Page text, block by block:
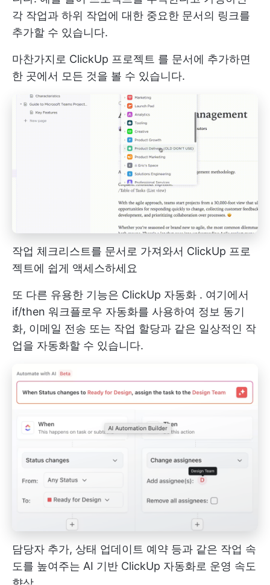
각 작업과 하위 작업에 대한 중요한 문서의 링크를
추가할 수 있습니다.
마찬가지로 ClickUp 프로젝트 를 문서에 추가하면
한 곳에서 모든 것을 볼 수 있습니다.
작업 체크리스트를 문서로 가져와서 ClickUp 프로
젝트에 쉽게 액세스하세요
또 다른 유용한 기능은 ClickUp 자동화 . 여기에서
if/then 워크플로우 자동화를 사용하여 정보 동기
화, 이메일 전송 또는 작업 할당과 같은 일상적인 작
업을 자동화할 수 있습니다.
담당자 추가, 상태 업데이트 예약 등과 같은 작업 속
도를 높여주는 AI 기반 ClickUp 자동화로 운영 속도